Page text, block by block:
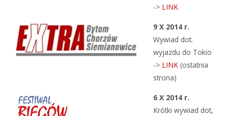
-> LINK
9 X 2014 r.
Wywiad dot.
wyjazdu do Tokio
-> LINK (ostatnia
strona)
6 X 2014 r.
Krótki wywiad dot,